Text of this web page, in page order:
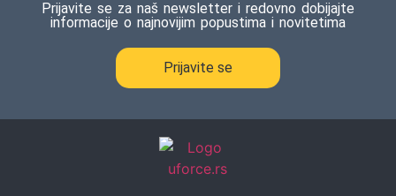
Prijavite se za naš newsletter i redovno dobijajte
informacije o najnovijim popustima i novitetima
Prijavite se